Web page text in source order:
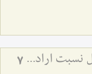
تبیین کیفیت قضا و قدر الهی - تحلیل نسبت اراده پروردگار با تعینات و تشخصات عالم 7